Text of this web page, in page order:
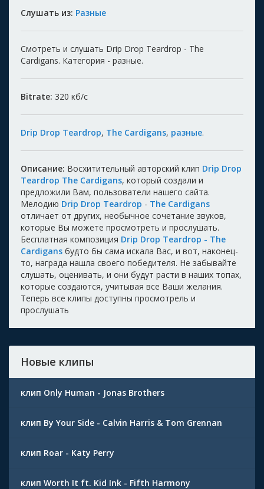
Слушать из: Разные
Смотреть и слушать Drip Drop Teardrop - The
Cardigans. Категория - разные.
Bitrate: 320 кб/с
Drip Drop Teardrop, The Cardigans, разные.
Описание: Восхитительный авторский клип Drip Drop
Teardrop The Cardigans, который создали и
предложили Вам, пользователи нашего сайта.
Мелодию Drip Drop Teardrop - The Cardigans
отличает от других, необычное сочетание звуков,
которые Вы можете просмотреть и прослушать.
Бесплатная композиция Drip Drop Teardrop - The
Cardigans будто бы сама искала Вас, и вот, наконец-
то, награда нашла своего победителя. Не забывайте
слушать, оценивать, и они будут расти в наших топах,
которые создаются, учитывая все Ваши желания.
Теперь все клипы доступны просмотрель и
прослушать
Новые клипы
клип Only Human - Jonas Brothers
клип By Your Side - Calvin Harris & Tom Grennan
клип Roar - Katy Perry
клип Worth It ft. Kid Ink - Fifth Harmony